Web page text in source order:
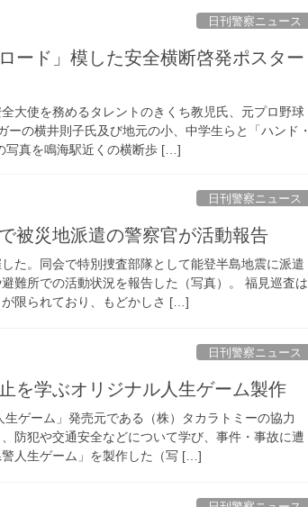
日刊警察ニュース
大使を務めるタレントのきくち教児氏、元プロ野球
の横井則子氏及び地元の小、中学生らと「ハンド・
写真を鳴海駅近くの横断歩 […]
日刊警察ニュース
で被災地派遣の警察官が活動報告
た。同会で特別捜査部隊として能登半島地震に派遣
難所での活動状況を報告した（写真）。 福見巡査は
が限られており、もどかしさ […]
日刊警察ニュース
止を学ぶオリジナル人生ゲーム製作
ゲーム」発売元である（株）タカラトミーの協力
防犯や交通安全などについて学び、事件・事故に遭
人生ゲーム」を製作した（写 […]